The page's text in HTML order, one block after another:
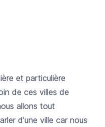
et particulière
de ces villes de
allons tout
d'une ville car nous